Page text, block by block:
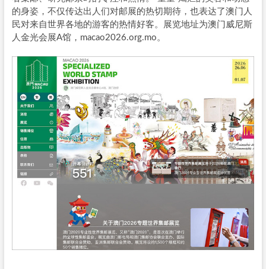
的身姿，不仅传达出人们对邮展的热切期待，也表达了澳门人
民对来自世界各地的游客的热情好客。展览地址为澳门威尼斯
人金光会展A馆，macao2026.org.mo。